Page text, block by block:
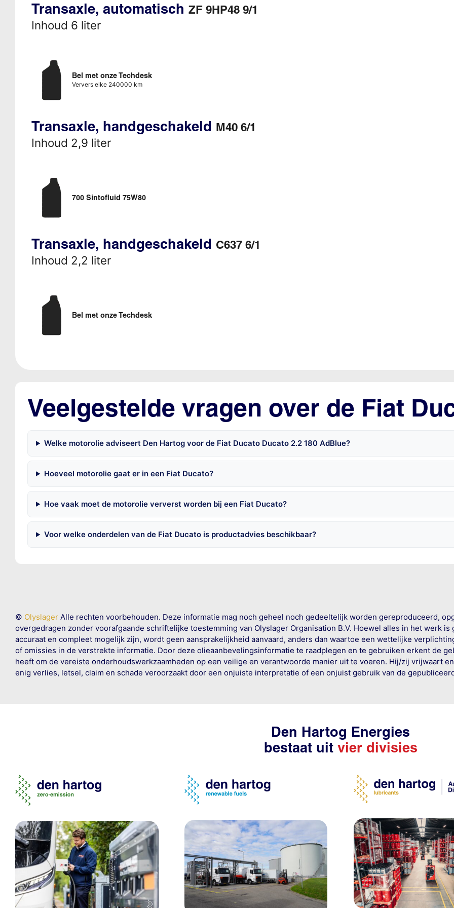
Transaxle, automatisch ZF 9HP48 9/1
Inhoud 6 liter
Bel met onze Techdesk
Ververs elke 240000 km
Transaxle, handgeschakeld M40 6/1
Inhoud 2,9 liter
700 Sintofluid 75W80
Transaxle, handgeschakeld C637 6/1
Inhoud 2,2 liter
Bel met onze Techdesk
Veelgestelde vragen over de Fiat
Welke motorolie adviseert Den Hartog voor de Fiat Ducato Ducato 2.2 180 AdBlue?
Hoeveel motorolie gaat er in een Fiat Ducato?
Hoe vaak moet de motorolie ververst worden bij een Fiat Ducato?
Voor welke onderdelen van de Fiat Ducato is productadvies beschikbaar?
© OlyslagerAlle rechten voorbehouden. Deze informatie mag noch geheel noch gedeeltelijk worden gereproduceerd,
overgedragen zonder voorafgaande schriftelijke toestemming van Olyslager Organisation B.V. Hoewel alles in het werk
accuraat en compleet mogelijk zijn, wordt geen aansprakelijkheid aanvaard, anders dan waartoe een wettelijke
of omissies in de verstrekte informatie. Door deze olieaanbevelingsinformatie te raadplegen en te gebruiken erkent de
heeft om de vereiste onderhoudswerkzaamheden op een veilige en verantwoorde manier uit te voeren. Hij/zij vrijwaart
enig verlies, letsel, claim en schade veroorzaakt door een onjuiste interpretatie of een onjuist gebruik van de
Den Hartog Energies
bestaat uit vier divisies